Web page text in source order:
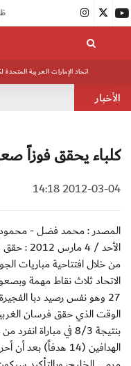
اتحاد الإمارات العربية المتحدة
الأخبار
كلباء يحقق فوزاً
2012-03-04 14:18
المصدر : محمد فضل - محمود
الأحد / 4
الاتحاد ثلاث نقاط مهمة
27 وهو نفس رصيد دبا
الوقت الذي حقق فرسان
بنتيجة 8/3 في مباراة
الهدافين (14 هدفاً)